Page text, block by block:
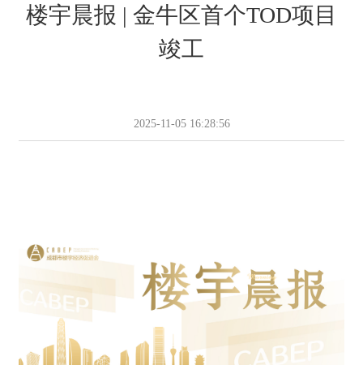
楼宇晨报 | 金牛区首个TOD项目
竣工
2025-11-05 16:28:56